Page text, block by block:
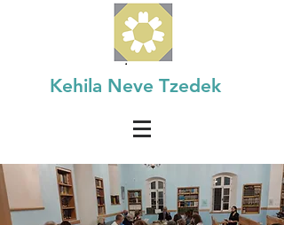
Kehila Neve Tzedek